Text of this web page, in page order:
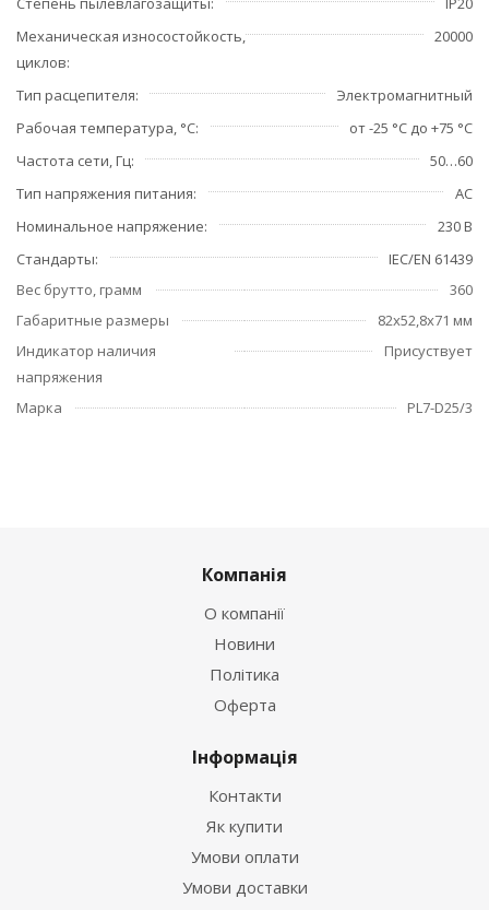
Механическая износостойкость,
циклов
20000
Тип расцепителя
Электромагнитный
Рабочая температура, °С
от -25 °C до +75 °C
Частота сети, Гц
50…60
Тип напряжения питания
AC
Номинальное напряжение
230 В
Стандарты
IEC/EN 61439
Вес брутто, грамм
360
Габаритные размеры
82х52,8х71 мм
Индикатор наличия
напряжения
Присуствует
Марка PL7-D25/3
Компанія
О компанії
Новини
Політика
Оферта
Інформація
Контакти
Як купити
Умови оплати
Умови доставки